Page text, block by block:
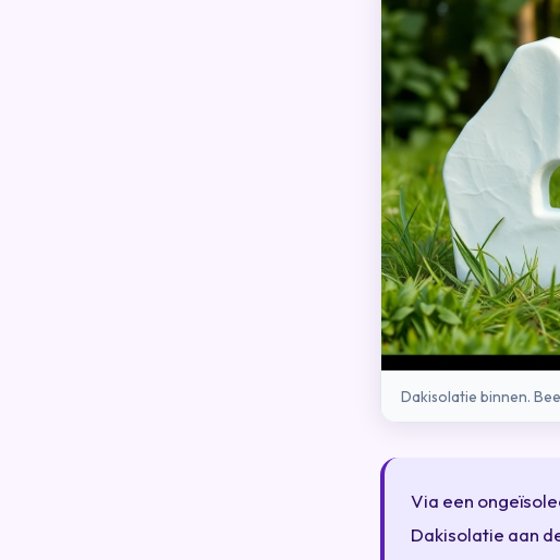
Dakisolatie binnen.
Via een
Dakisolatie aan